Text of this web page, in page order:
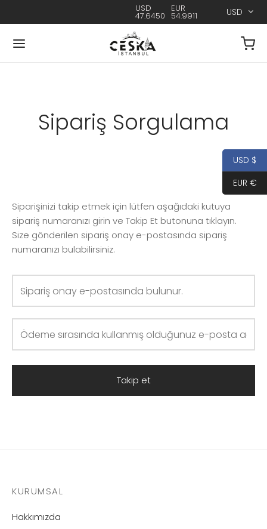
USD
47.6450
EUR
54.9911 USD
Sipariş Sorgulama
Siparişinizi takip etmek için lütfen aşağıdaki kutuya
sipariş numaranızı girin ve Takip Et butonuna tıklayın.
Size gönderilen sipariş onay e-postasında sipariş
numaranızı bulabilirsiniz.
Takip et
KURUMSAL
Hakkımızda
USD $
EUR €